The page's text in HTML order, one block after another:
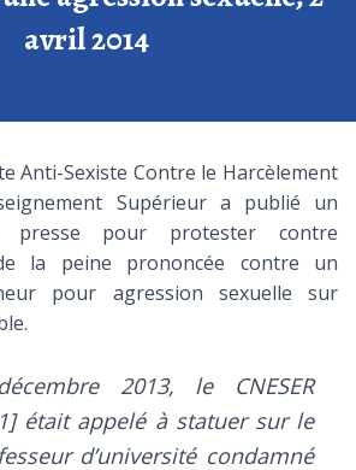
avril 2014
Anti-Sexiste Contre le Harcèlement
Supérieur a publié un
presse pour protester contre
de la peine prononcée contre un
pour agression sexuelle sur
2013, le CNESER
était appelé à statuer sur le
d’université condamné